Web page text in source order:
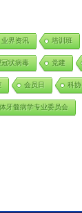
业界资讯 培训班
冠状病毒 党建
会员日 科协
牙髓病学专业委员会